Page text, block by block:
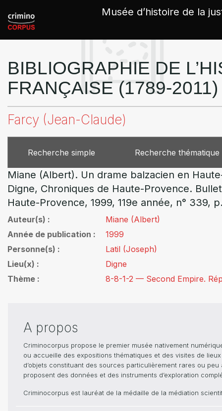
Musée d’histoire de la
BIBLIOGRAPHIE DE
FRANÇAISE (1789-2011)
Farcy (Jean-Claude)
Recherche simple Recherche thématique
Miane (Albert). Un drame balzacien en
Digne, Chroniques de Haute-Provence.
Haute-Provence, 1999, 119e année, n° 339,
Auteur(s)
Miane (Albert)
Année de publication
1999
Personne(s)
Latil (Joseph)
Lieu(x)
Digne
Thème
8-8-1-2 — Second Empire.
A propos
Criminocorpus propose le premier musée nativement
ou accueille des expositions thématiques et des visites de
d’objets constituant des sources particulièrement rares ou
proposent des données et des instruments d’exploration
Criminocorpus est lauréat de la médaille de la médiation
Panneau de gestion des cookies